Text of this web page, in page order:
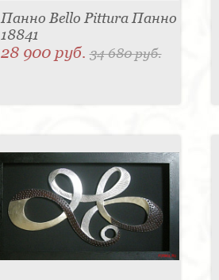
Панно Bello Pittura Панно
18841
28 900 руб.34 680 руб.